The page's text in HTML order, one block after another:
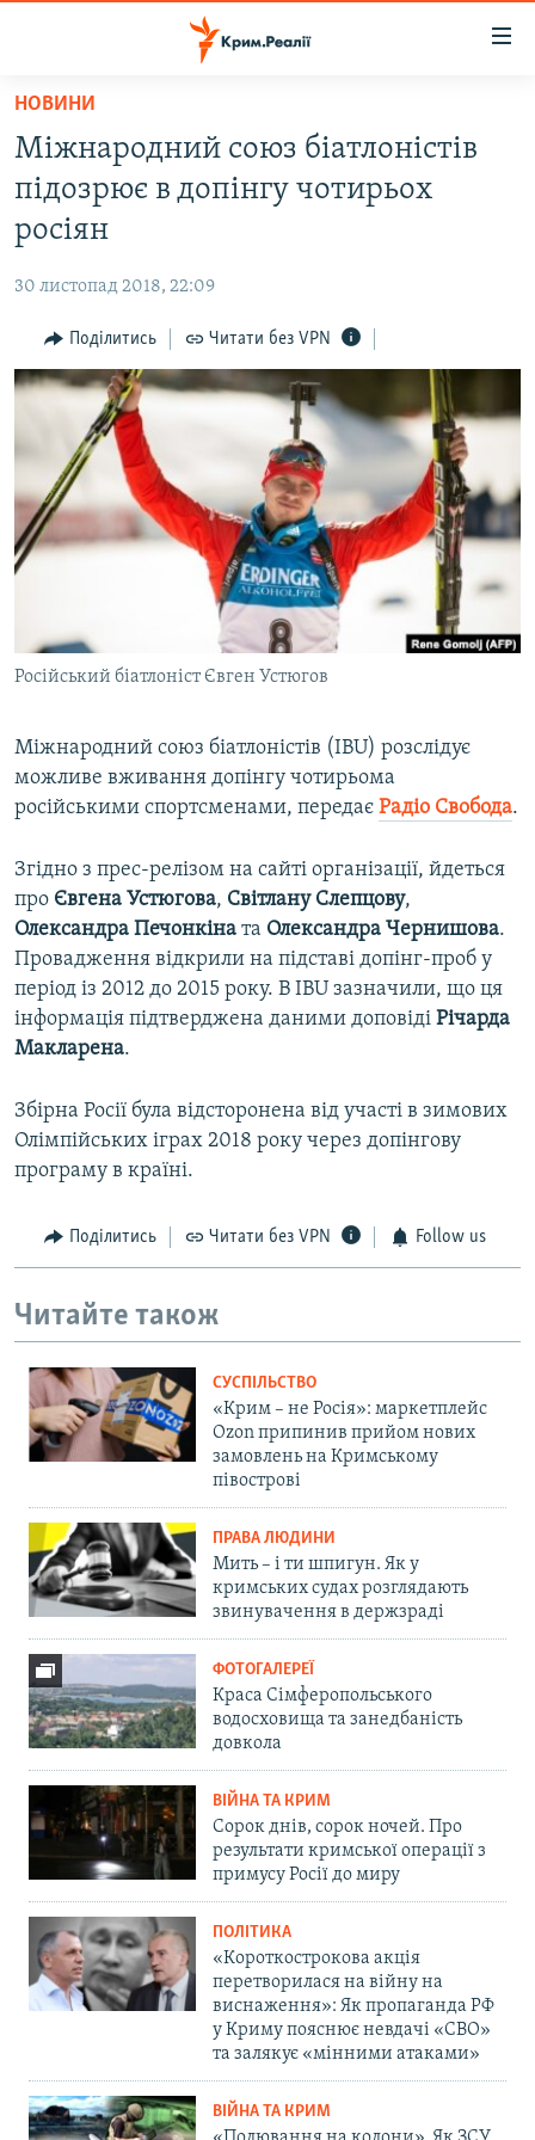
Перейти
основного
матеріалу
Перейти
до
основної
Перейти
до
пошуку
ВОДА.КРИМ
ВІДЕО ТА ФОТО
БЛОГИ
ПОГЛЯД
ІНТЕРВ'Ю
ВСЕ ЗА ДЕНЬ
СПЕЦПРОЕКТИ
ДЕПОРТАЦІЯ
ВІДЕОУРОКИ «ELIFBE»
УКРАЇНСЬКА ПРОБЛЕМА КРИМУ
ІНФОГРАФІКА
ЯК ОБІЙТИ БЛОКУВАННЯ
ДОЛУЧАЙСЯ!
Усі сайти RFE/RL
НОВИНИ
Міжнародний союз біатлоністів
підозрює в допінгу чотирьох
росіян
30 листопад 2018, 22:09
Поділитись Читати без VPN
Російський біатлоніст Євген Устюгов
Міжнародний союз біатлоністів (IBU) розслідує
можливе вживання допінгу чотирьома
російськими спортсменами, передає Радіо Свобода.
Згідно з прес-релізом на сайті організації, йдеться
про Євгена Устюгова, Світлану Слепцову,
Олександра Печонкіна та Олександра Чернишова.
Провадження відкрили на підставі допінг-проб у
період із 2012 до 2015 року. В IBU зазначили, що ця
інформація підтверджена даними доповіді Річарда
Макларена.
Збірна Росії була відсторонена від участі в зимових
Олімпійських іграх 2018 року через допінгову
програму в країні.
Поділитись Читати без VPN Follow us
Читайте також
СУСПІЛЬСТВО
«Крим – не Росія»: маркетплейс
Ozon припинив прийом нових
замовлень на Кримському
півострові
ПРАВА ЛЮДИНИ
Мить – і ти шпигун. Як у
кримських судах розглядають
звинувачення в держзраді
ФОТОГАЛЕРЕЇ
Краса Сімферопольського
водосховища та занедбаність
довкола
ВІЙНА ТА КРИМ
Сорок днів, сорок ночей. Про
результати кримської операції з
примусу Росії до миру
ПОЛІТИКА
«Короткострокова акція
перетворилася на війну на
виснаження»: Як пропаганда РФ
у Криму пояснює невдачі «СВО»
та залякує «мінними атаками»
ВІЙНА ТА КРИМ